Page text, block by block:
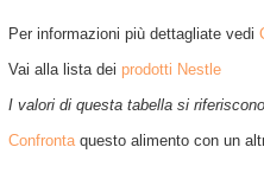
Per informazioni più dettagliate vedi
Vai alla lista dei prodotti Nestle
I valori di questa tabella si
Confrontaquesto alimento con un